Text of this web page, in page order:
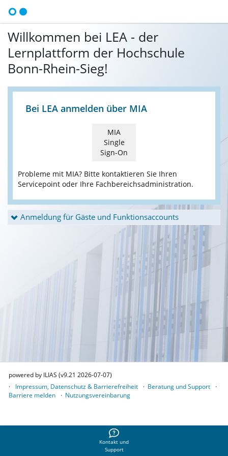
Kontakt und
Support
Willkommen bei LEA - der
Lernplattform der Hochschule
Bonn-Rhein-Sieg!
Bei LEA anmelden über MIA
MIA
Single
Sign-On
Probleme mit MIA? Bitte kontaktieren Sie Ihren
Servicepoint oder Ihre Fachbereichsadministration.
Anmeldung für Gäste und Funktionsaccounts
powered by ILIAS (v9.21 2026-07-07)
Impressum, Datenschutz & Barrierefreiheit
Beratung und Support
Barriere melden
Nutzungsvereinbarung